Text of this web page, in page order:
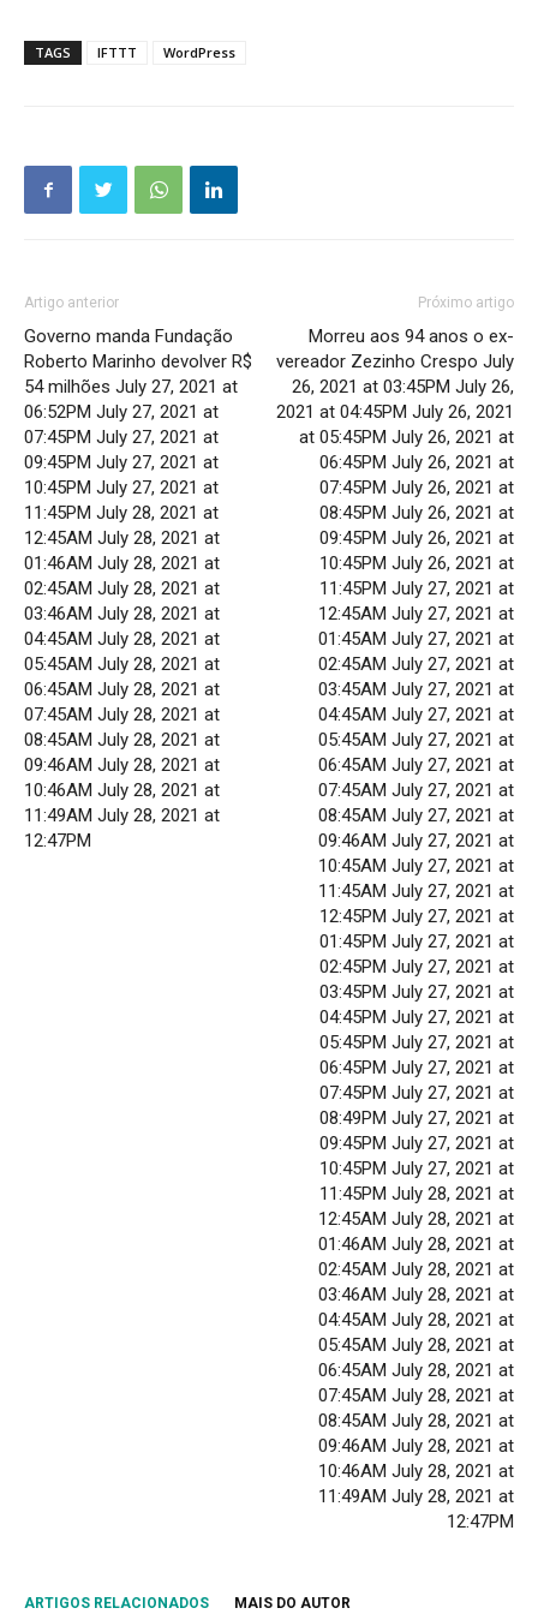
TAGS IFTTT WordPress
Artigo anterior
Governo manda Fundação
Roberto Marinho devolver R$
54 milhões July 27, 2021 at
06:52PM July 27, 2021 at
07:45PM July 27, 2021 at
09:45PM July 27, 2021 at
10:45PM July 27, 2021 at
11:45PM July 28, 2021 at
12:45AM July 28, 2021 at
01:46AM July 28, 2021 at
02:45AM July 28, 2021 at
03:46AM July 28, 2021 at
04:45AM July 28, 2021 at
05:45AM July 28, 2021 at
06:45AM July 28, 2021 at
07:45AM July 28, 2021 at
08:45AM July 28, 2021 at
09:46AM July 28, 2021 at
10:46AM July 28, 2021 at
11:49AM July 28, 2021 at
12:47PM
Próximo artigo
Morreu aos 94 anos o ex-
vereador Zezinho Crespo July
26, 2021 at 03:45PM July 26,
2021 at 04:45PM July 26, 2021
at 05:45PM July 26, 2021 at
06:45PM July 26, 2021 at
07:45PM July 26, 2021 at
08:45PM July 26, 2021 at
09:45PM July 26, 2021 at
10:45PM July 26, 2021 at
11:45PM July 27, 2021 at
12:45AM July 27, 2021 at
01:45AM July 27, 2021 at
02:45AM July 27, 2021 at
03:45AM July 27, 2021 at
04:45AM July 27, 2021 at
05:45AM July 27, 2021 at
06:45AM July 27, 2021 at
07:45AM July 27, 2021 at
08:45AM July 27, 2021 at
09:46AM July 27, 2021 at
10:45AM July 27, 2021 at
11:45AM July 27, 2021 at
12:45PM July 27, 2021 at
01:45PM July 27, 2021 at
02:45PM July 27, 2021 at
03:45PM July 27, 2021 at
04:45PM July 27, 2021 at
05:45PM July 27, 2021 at
06:45PM July 27, 2021 at
07:45PM July 27, 2021 at
08:49PM July 27, 2021 at
09:45PM July 27, 2021 at
10:45PM July 27, 2021 at
11:45PM July 28, 2021 at
12:45AM July 28, 2021 at
01:46AM July 28, 2021 at
02:45AM July 28, 2021 at
03:46AM July 28, 2021 at
04:45AM July 28, 2021 at
05:45AM July 28, 2021 at
06:45AM July 28, 2021 at
07:45AM July 28, 2021 at
08:45AM July 28, 2021 at
09:46AM July 28, 2021 at
10:46AM July 28, 2021 at
11:49AM July 28, 2021 at
12:47PM
ARTIGOS RELACIONADOS MAIS DO AUTOR